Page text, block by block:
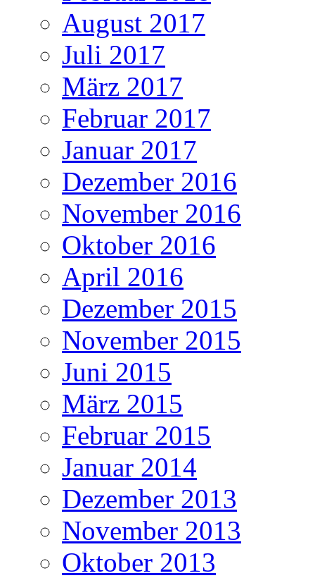
August 2017
Juli 2017
März 2017
Februar 2017
Januar 2017
Dezember 2016
November 2016
Oktober 2016
April 2016
Dezember 2015
November 2015
Juni 2015
März 2015
Februar 2015
Januar 2014
Dezember 2013
November 2013
Oktober 2013